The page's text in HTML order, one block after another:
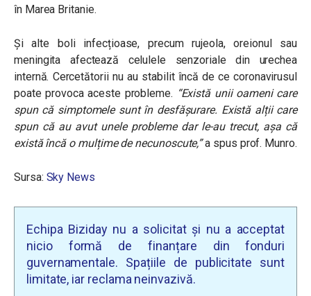
în Marea Britanie.
Și alte boli infecțioase, precum rujeola, oreionul sau
meningita afectează celulele senzoriale din urechea
internă. Cercetătorii nu au stabilit încă de ce coronavirusul
poate provoca aceste probleme. “Există unii oameni care
spun că simptomele sunt în desfășurare. Există alții care
spun că au avut unele probleme dar le-au trecut, așa că
există încă o mulțime de necunoscute,”a spus prof. Munro.
Sursa: Sky News
Echipa Biziday nu a solicitat și nu a acceptat
nicio formă de finanțare din fonduri
guvernamentale. Spațiile de publicitate sunt
limitate, iar reclama neinvazivă.